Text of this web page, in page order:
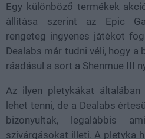
Egy különböző termékek
állítása szerint az Epic
rengeteg ingyenes játékot
Dealabs már tudni véli, hogy a
ráadásul a sort a Shenmue III
Az ilyen pletykákat
lehet tenni, de a Dealabs
bizonyultak, legalábbis
szivárgásokat illeti. A pletyka